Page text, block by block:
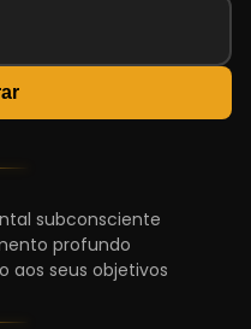
subconsciente
profundo
aos seus objetivos